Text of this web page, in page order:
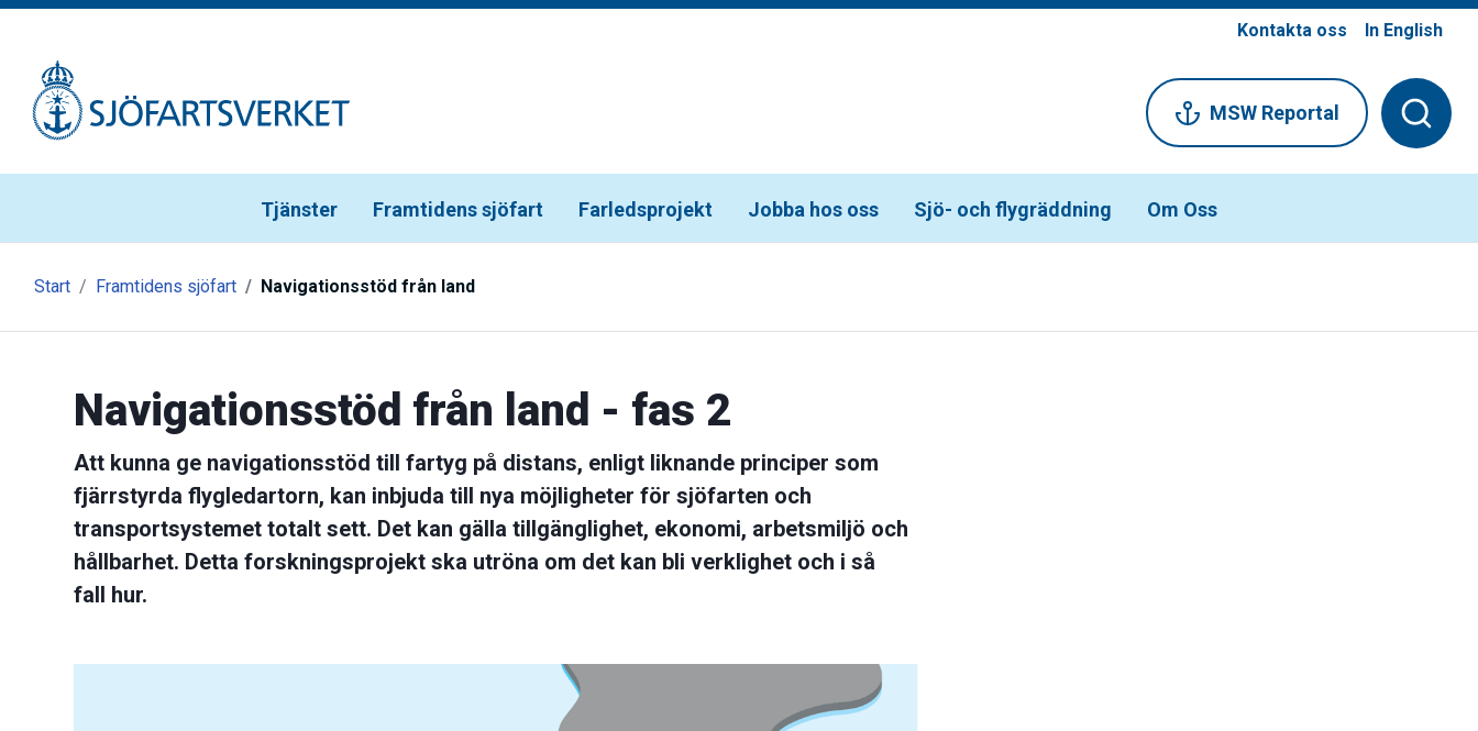
Kontakta oss In English
Tjänster Framtidens sjöfart Farledsprojekt Jobba hos oss Sjö- och flygräddning Om Oss
MSW Reportal
Start Framtidens sjöfart Navigationsstöd från land
Navigationsstöd från land - fas 2
Att kunna ge navigationsstöd till fartyg på distans, enligt liknande principer som
fjärrstyrda flygledartorn, kan inbjuda till nya möjligheter för sjöfarten och
transportsystemet totalt sett. Det kan gälla tillgänglighet, ekonomi, arbetsmiljö och
hållbarhet. Detta forskningsprojekt ska utröna om det kan bli verklighet och i så
fall hur.